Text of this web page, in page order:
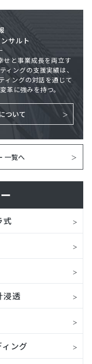
サルト
せと事業成長を両立す
ィングの支援実績は、
ィングの対話を通じて
革に強みを持つ。
ついて
一覧へ
式
浸透
ング